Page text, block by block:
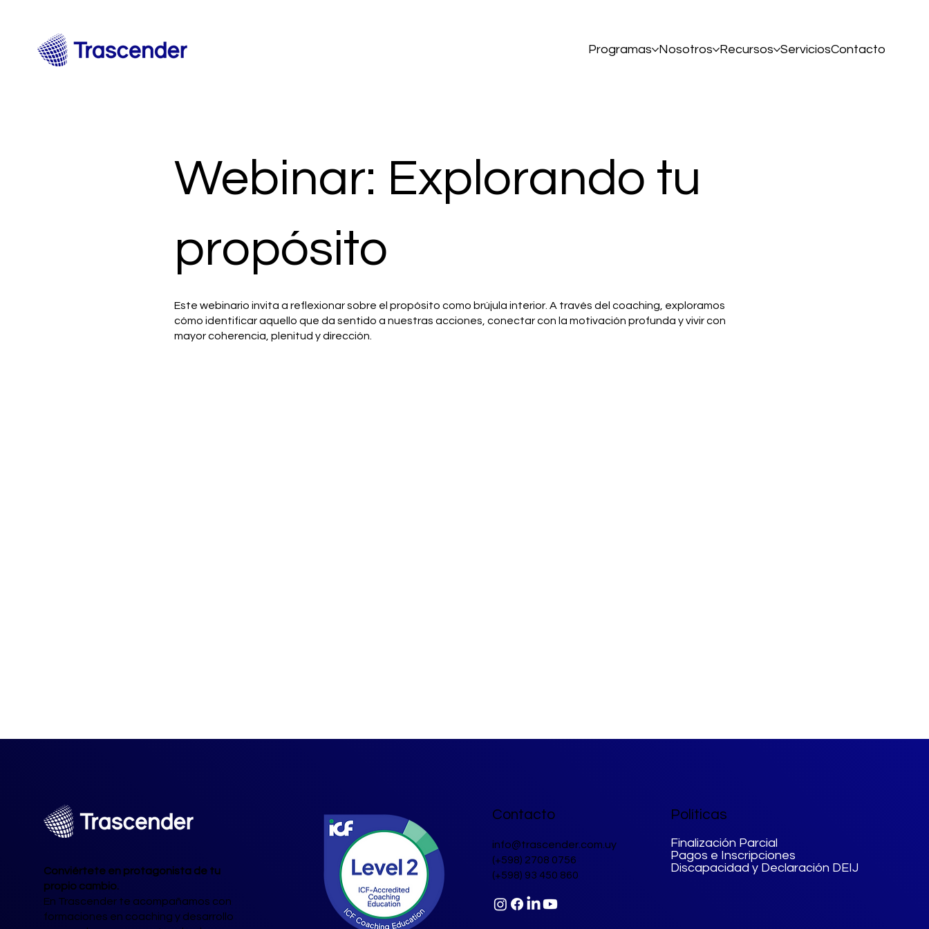
Programas Nosotros Recursos ServiciosContacto
Webinar: Explorando tu
propósito
Este webinario invita a reflexionar sobre el propósito como brújula interior. A través del coaching, exploramos
cómo identificar aquello que da sentido a nuestras acciones, conectar con la motivación profunda y vivir con
mayor coherencia, plenitud y dirección.
Contacto
info@trascender.com.uy
(+598) 2708 0756
(+598) 93 450 860
Conviértete en protagonista de tu
propio cambio.
En Trascender te acompañamos con
formaciones en coaching y desarrollo
Políticas
Finalización Parcial
Pagos e Inscripciones
Discapacidad y Declaración DEIJ